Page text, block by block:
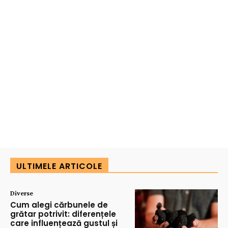
ULTIMELE ARTICOLE
Diverse
Cum alegi cărbunele de
grătar potrivit: diferențele
care influențează gustul și